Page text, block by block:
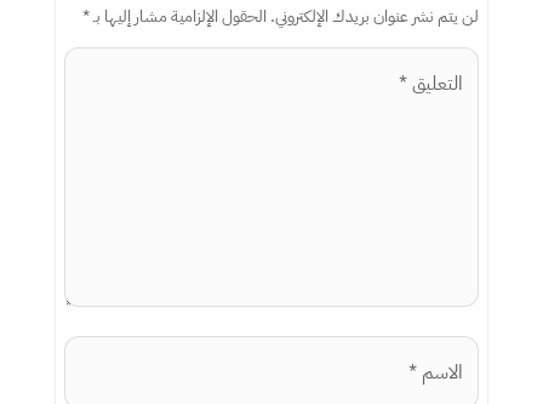
لن يتم نشر عنوان بريدك الإلكتروني. الحقول الإلزامية مشار إليها بـ*